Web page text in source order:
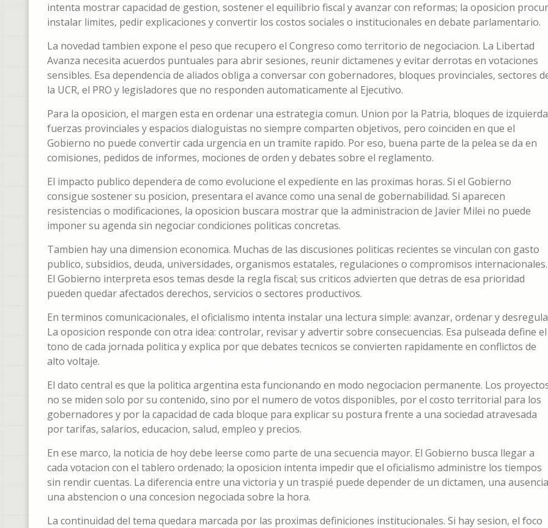
intenta mostrar capacidad de gestion, sostener el equilibrio fiscal y avanzar con reformas; la oposicion
instalar limites, pedir explicaciones y convertir los costos sociales o institucionales en debate parlamentario.
La novedad tambien expone el peso que recupero el Congreso como territorio de negociacion. La Libertad
Avanza necesita acuerdos puntuales para abrir sesiones, reunir dictamenes y evitar derrotas en votaciones
sensibles. Esa dependencia de aliados obliga a conversar con gobernadores, bloques provinciales, sectores
la UCR, el PRO y legisladores que no responden automaticamente al Ejecutivo.
Para la oposicion, el margen esta en ordenar una estrategia comun. Union por la Patria, bloques de
fuerzas provinciales y espacios dialoguistas no siempre comparten objetivos, pero coinciden en que el
Gobierno no puede convertir cada urgencia en un tramite rapido. Por eso, buena parte de la pelea se da en
comisiones, pedidos de informes, mociones de orden y debates sobre el reglamento.
El impacto publico dependera de como evolucione el expediente en las proximas horas. Si el Gobierno
consigue sostener su posicion, presentara el avance como una senal de gobernabilidad. Si aparecen
resistencias o modificaciones, la oposicion buscara mostrar que la administracion de Javier Milei no puede
imponer su agenda sin negociar condiciones politicas concretas.
Tambien hay una dimension economica. Muchas de las discusiones politicas recientes se vinculan con gasto
publico, subsidios, deuda, universidades, organismos estatales, regulaciones o compromisos internacionales.
El Gobierno interpreta esos temas desde la regla fiscal; sus criticos advierten que detras de esa prioridad
pueden quedar afectados derechos, servicios o sectores productivos.
En terminos comunicacionales, el oficialismo intenta instalar una lectura simple: avanzar, ordenar y
La oposicion responde con otra idea: controlar, revisar y advertir sobre consecuencias. Esa pulseada define el
tono de cada jornada politica y explica por que debates tecnicos se convierten rapidamente en conflictos de
alto voltaje.
El dato central es que la politica argentina esta funcionando en modo negociacion permanente. Los
no se miden solo por su contenido, sino por el numero de votos disponibles, por el costo territorial para los
gobernadores y por la capacidad de cada bloque para explicar su postura frente a una sociedad atravesada
por tarifas, salarios, educacion, salud, empleo y precios.
En ese marco, la noticia de hoy debe leerse como parte de una secuencia mayor. El Gobierno busca llegar a
cada votacion con el tablero ordenado; la oposicion intenta impedir que el oficialismo administre los tiempos
sin rendir cuentas. La diferencia entre una victoria y un traspié puede depender de un dictamen, una
una abstencion o una concesion negociada sobre la hora.
La continuidad del tema quedara marcada por las proximas definiciones institucionales. Si hay sesion, el foco